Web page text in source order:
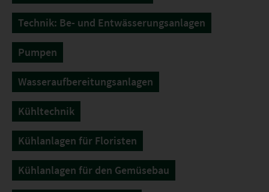
Technik: Be- und Entwässerungsanlagen
Pumpen
Wasseraufbereitungsanlagen
Kühltechnik
Kühlanlagen für Floristen
Kühlanlagen für den Gemüsebau